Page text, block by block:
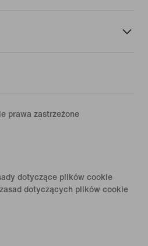
prawa zastrzeżone
dotyczące plików cookie
dotyczących plików cookie